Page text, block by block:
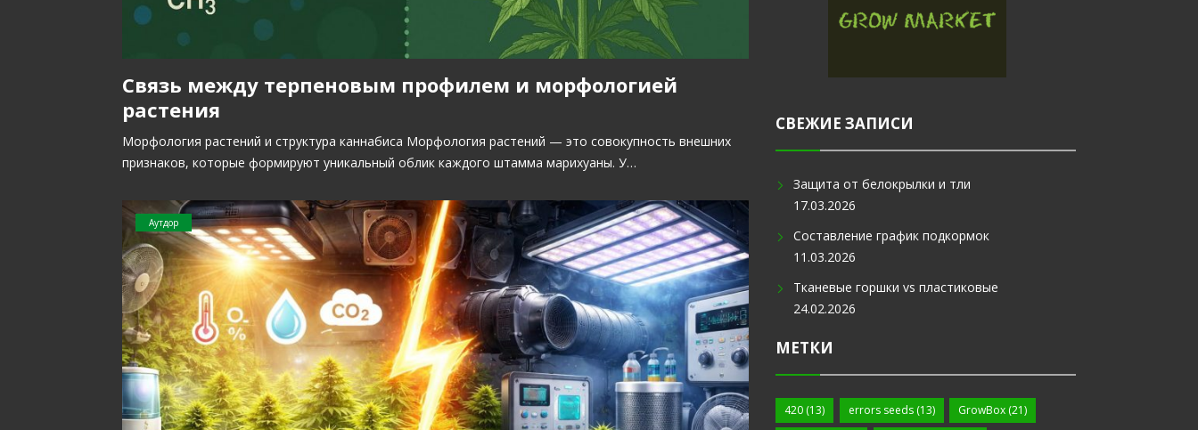
Связь между терпеновым профилем и морфологией
растения
Морфология растений и структура каннабиса Морфология растений — это совокупность внешних
признаков, которые формируют уникальный облик каждого штамма марихуаны. У…
Аутдор
СВЕЖИЕ ЗАПИСИ
Защита от белокрылки и тли
17.03.2026
Составление график подкормок
11.03.2026
Тканевые горшки vs пластиковые
24.02.2026
МЕТКИ
420 (13) errors seeds(13) GrowBox (21)